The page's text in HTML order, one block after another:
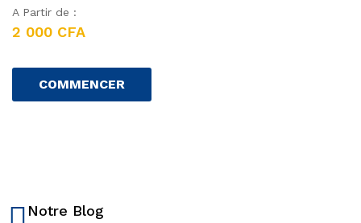
A Partir de :
2 000 CFA
COMMENCER
Notre Blog